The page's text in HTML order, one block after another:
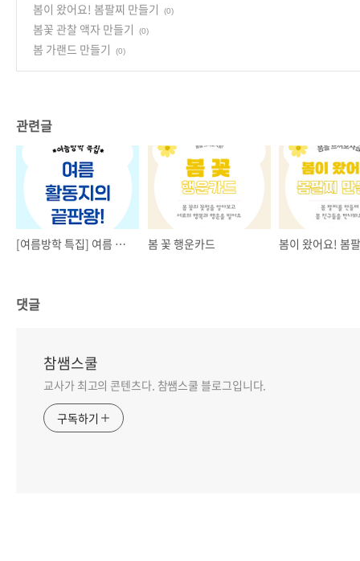
봄이 왔어요! 봄팔찌 만들기 (0)
봄꽃 관찰 액자 만들기 (0)
봄 가랜드 만들기 (0)
관련글
[여름방학 특집] 여름 활동지 끝판왕! 봄 꽃 행운카드
댓글
참쌤스쿨
교사가 최고의 콘텐츠다. 참쌤스쿨 블로그입니다.
구독하기